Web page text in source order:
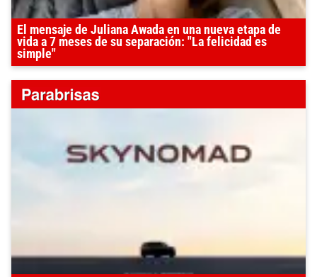
El mensaje de Juliana Awada en una nueva etapa de
vida a 7 meses de su separación: "La felicidad es
simple"